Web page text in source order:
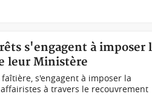
s'engagent à imposer
leur Ministère
s'engagent à imposer la
à travers le recouvrement